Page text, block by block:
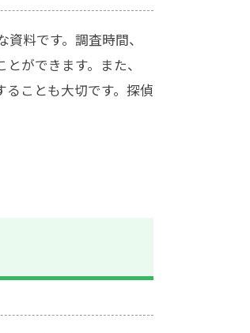
料です。調査時間、
ができます。また、
ことも大切です。探偵